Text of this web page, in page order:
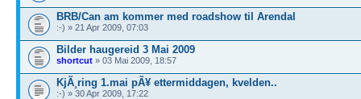
BRB/Can am kommer med roadshow til Arendal
:-) » 21 Apr 2009, 07:03
Bilder haugereid 3 Mai 2009
shortcut » 03 Mai 2009, 18:57
KjÃ¸ring 1.mai pÃ¥ ettermiddagen, kvelden..
:-) » 30 Apr 2009, 17:22